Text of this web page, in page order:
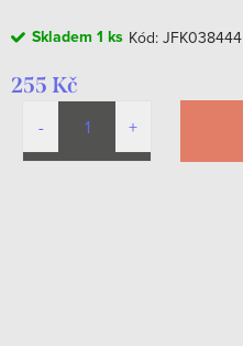
Skladem 1 ks Kód: JFK038444
255 Kč